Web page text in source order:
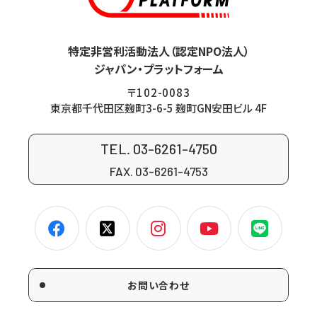
特定非営利活動法人（認定NPO法人）
ジャパン・プラットフォーム
〒102-0083
東京都千代田区麹町3-6-5 麹町GN安田ビル 4F
TEL. 03-6261-4750
FAX. 03-6261-4753
お問い合わせ